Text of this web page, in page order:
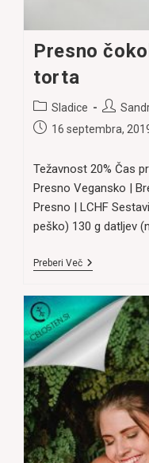
Presno
torta
Post
category:
Sladice
Post
author:
Post16 septembra,
Težavnost 20% Čas
Presno Vegansko |
Presno | LCHF
peško) 130 g datljev
Preberi VečPresno
Torta